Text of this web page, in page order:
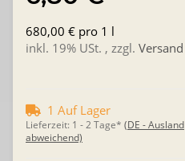
680,00 € pro 1 l
inkl. 19% USt. , zzgl. Versand
1 Auf Lager
Lieferzeit: 1 - 2 Tage* (DE - Ausland
abweichend)